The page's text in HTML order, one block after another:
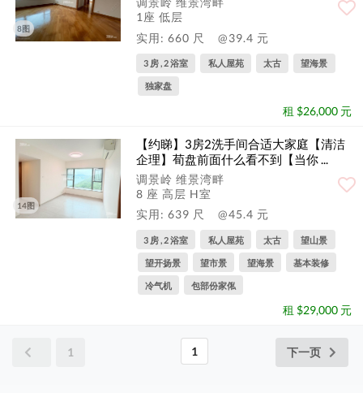
8图
1座 低层
实用: 660 尺
@39.4 元
3 房 , 2 浴室 私人屋苑 太古 望海景
独家盘
租 $26,000 元
14图
【约睇】3房2洗手间合适大家庭【清洁
企理】荀盘前面什么看不到【当你 ...
调景岭 维景湾畔
8 座 高层 H室
实用: 639 尺
@45.4 元
3 房 , 2 浴室 私人屋苑 太古 望山景
望开扬景 望市景 望海景 基本装修
冷气机 包部份家俬
租 $29,000 元
1 1 下一页